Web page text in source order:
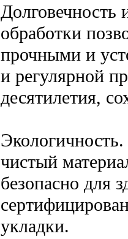
Долговечность
обработки
прочными и
и регулярной
десятилетия,
чистый
безопасно для
укладки.